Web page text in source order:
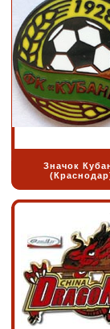
Значок